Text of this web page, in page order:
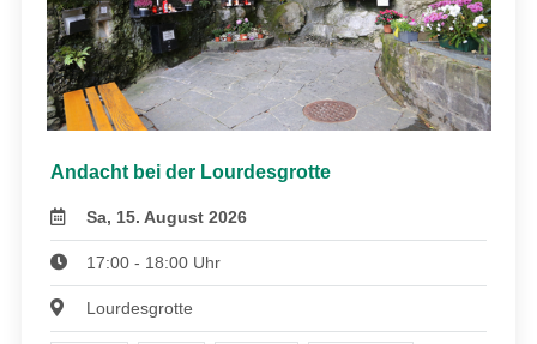
Andacht bei der Lourdesgrotte
Sa, 15. August 2026
17:00 - 18:00 Uhr
Lourdesgrotte